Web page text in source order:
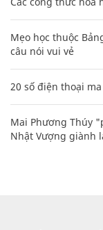
Mẹo học thuộc
câu nói vui vẻ
20 số điện thoại
Mai Phương Thúy
Nhật Vượng giành